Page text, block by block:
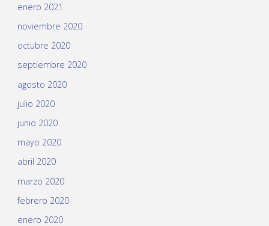
enero 2021
noviembre 2020
octubre 2020
septiembre 2020
agosto 2020
julio 2020
junio 2020
mayo 2020
abril 2020
marzo 2020
febrero 2020
enero 2020